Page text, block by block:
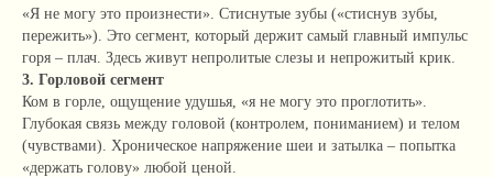
«Я не могу это произнести». Стиснутые зубы («стиснув зубы,
пережить»). Это сегмент, который держит самый главный импульс
горя – плач. Здесь живут непролитые слезы и непрожитый крик.
3. Горловой сегмент
Ком в горле, ощущение удушья, «я не могу это проглотить».
Глубокая связь между головой (контролем, пониманием) и телом
(чувствами). Хроническое напряжение шеи и затылка – попытка
«держать голову» любой ценой.